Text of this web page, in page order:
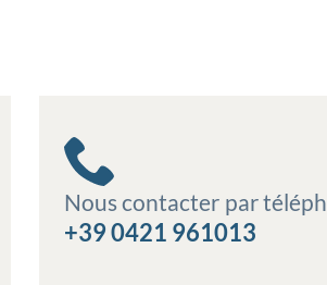
Nous contacter par
+39 0421 961013